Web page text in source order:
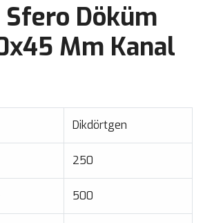
Sfero Döküm
Mm Kanal
Dikdörtgen
250
500